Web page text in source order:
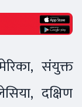
संयुक्त
दक्षिण